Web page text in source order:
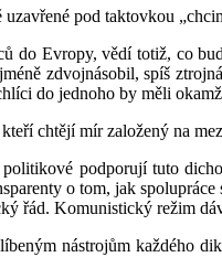
pod taktovkou
do Evropy, vědí totiž, co
zdvojnásobil, spíš
do jednoho by měli
chtějí mír založený na
podporují tuto
o tom, jak
řád. Komunistický režim
nástrojům každého